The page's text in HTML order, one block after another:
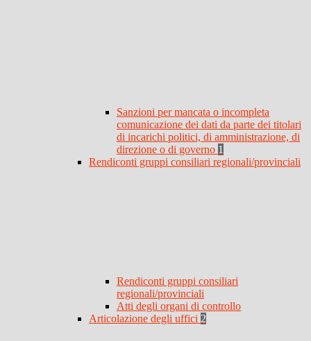
Sanzioni per mancata o incompleta
comunicazione dei dati da parte dei titolari
di incarichi politici, di amministrazione, di
direzione o di governo 1
Rendiconti gruppi consiliari regionali/provinciali
Rendiconti gruppi consiliari
regionali/provinciali
Atti degli organi di controllo
Articolazione degli uffici 2